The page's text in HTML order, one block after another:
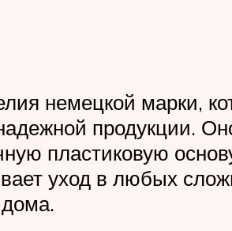
немецкой марки,
продукции.
пластиковую
уход в любых